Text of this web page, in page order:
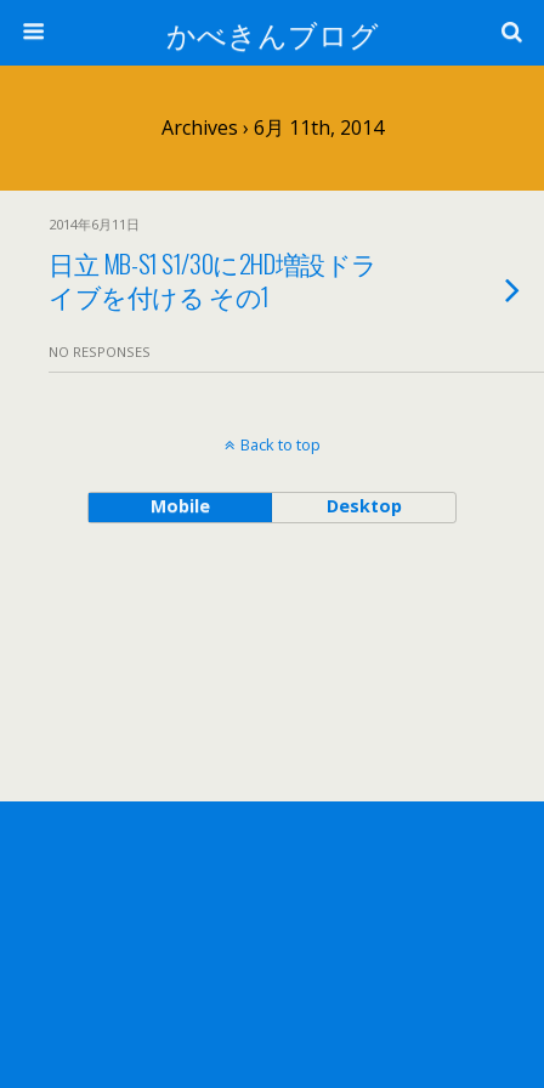
かべきんブログ
Archives › 6月 11th, 2014
2014年6月11日
日立 MB-S1 S1/30に2HD増設ドラ
イブを付ける その1
NO RESPONSES
Back to top
Mobile Desktop